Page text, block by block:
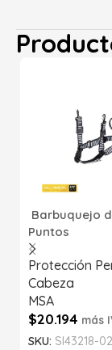
Barbuquejo
Puntos
Protección
Cabeza
MSA
$20.194 más
SKU: SI43218-